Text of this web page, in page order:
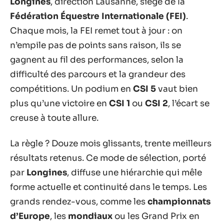
Fédération Équestre Internationale (FEI).
Chaque mois, la FEI remet tout à jour : on
n’empile pas de points sans raison, ils se
gagnent au fil des performances, selon la
difficulté des parcours et la grandeur des
compétitions. Un podium en CSI 5vaut bien
plus qu’une victoire en CSI 1 ou CSI 2, l’écart se
creuse à toute allure.
La règle ? Douze mois glissants, trente meilleurs
résultats retenus. Ce mode de sélection, porté
par Longines, diffuse une hiérarchie qui mêle
forme actuelle et continuité dans le temps. Les
grands rendez-vous, comme leschampionnats
d’Europe, les mondiaux ou les Grand Prix en